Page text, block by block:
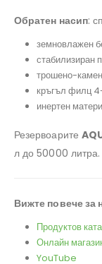
Обратен насип:
земновлажен
стабилизиран
трошено-
кръгъл филц
инертен
Резервоарите
л до 50000 литра.
Вижте повече за
Продуктов
Онлайн
YouTube